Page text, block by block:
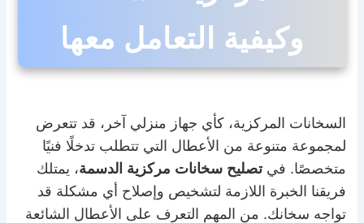
وكيفية التعامل معها
السخانات المركزية، كأي جهاز منزلي آخر، قد تتعرض
لمجموعة متنوعة من الأعطال التي تتطلب تدخلًا فنيًا
متخصصًا. فيتصليح سخانات مركزية الدسمة، يمتلك
فريقنا الخبرة اللازمة لتشخيص وإصلاح أي مشكلة قد
تواجه سخانك. من المهم التعرف على الأعطال الشائعة